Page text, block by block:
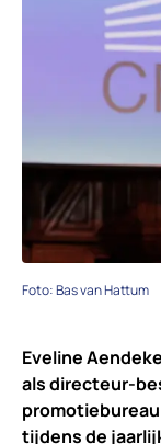
Foto: Bas van Hattum
Eveline
als directeur-
tijdens de